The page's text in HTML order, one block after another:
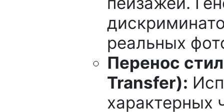
реальных
Перенос
Transfer):
характерных